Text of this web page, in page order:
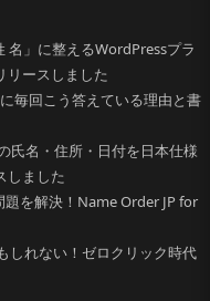
」に整えるWordPressプラ
リースしました
毎回こう答えている理由と書
氏名・住所・日付を日本仕様
しました
を解決！Name Order JP for
しれない！ゼロクリック時代